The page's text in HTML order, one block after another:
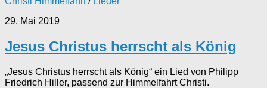
29. Mai 2019
Jesus Christus herrscht als König
„Jesus Christus herrscht als König“ ein Lied von Philipp
Friedrich Hiller, passend zur Himmelfahrt Christi.